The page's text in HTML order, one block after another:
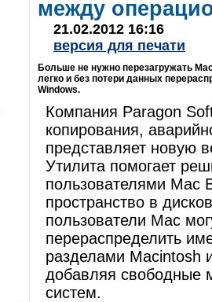
между
21.02.2012 16:16
версия для печати
Больше не нужно перезагружать
легко и без потери данных
Windows.
Компания Paragon
копирования,
представляет новую
Утилита помогает
пользователями Mac
пространство в
пользователи Mac
перераспределить
разделами Macintosh
добавляя свободные
систем.